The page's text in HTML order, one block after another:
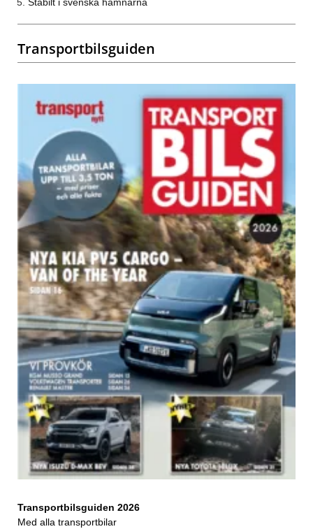
Stabilt i svenska hamnarna
Transportbilsguiden
Transportbilsguiden 2026
Med alla transportbilar